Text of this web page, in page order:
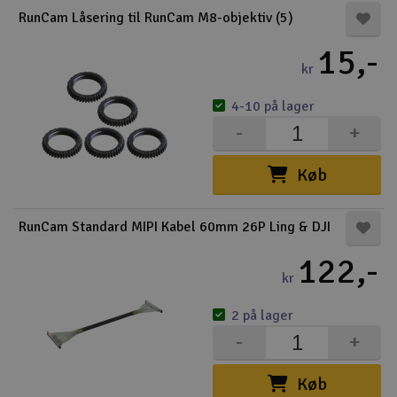
RunCam Låsering til RunCam M8-objektiv (5)
kr 15,-
Køb
+
-
4-10 på lager
RunCam Standard MIPI Kabel 60mm 26P Ling & DJI
kr 122,-
Køb
+
-
2 på lager